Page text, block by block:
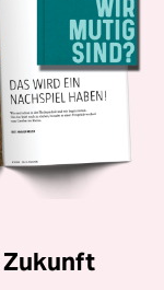
Zukunft